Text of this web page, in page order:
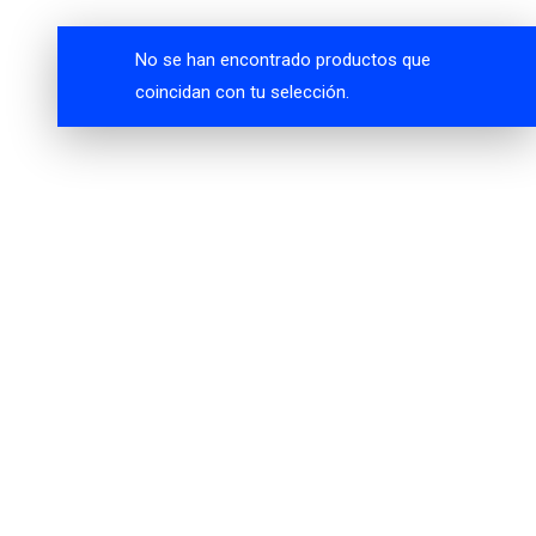
No se han encontrado productos que
coincidan con tu selección.